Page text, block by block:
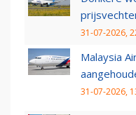
31-07-2026,
Malaysia
31-07-2026,